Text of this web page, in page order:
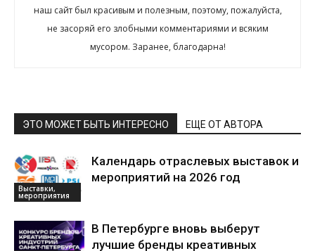
наш сайт был красивым и полезным, поэтому, пожалуйста,
не засоряй его злобными комментариями и всяким
мусором. Заранее, благодарна!
ЭТО МОЖЕТ БЫТЬ ИНТЕРЕСНО ЕЩЕ ОТ АВТОРА
Выставки,
мероприятия
Календарь отраслевых выставок и
мероприятий на 2026 год
В Петербурге вновь выберут
лучшие бренды креативных